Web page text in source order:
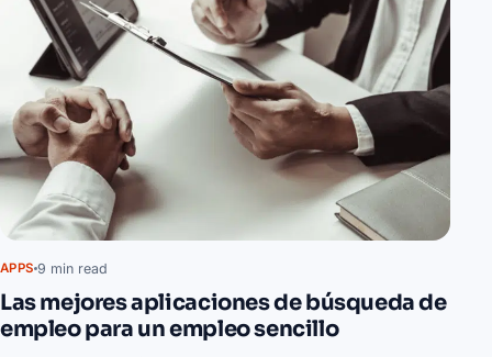
APPS 9 min read
Las mejores aplicaciones de búsqueda de
empleo para un empleo sencillo